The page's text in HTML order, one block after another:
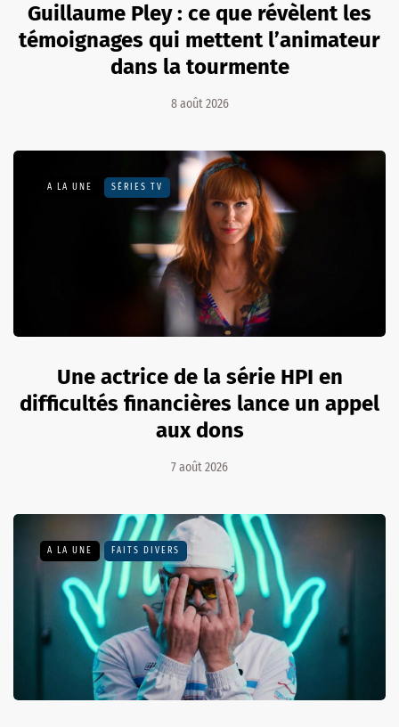
Guillaume Pley : ce que révèlent les
témoignages qui mettent l’animateur
dans la tourmente
8 août 2026
A LA UNE SÉRIES TV
Une actrice de la série HPI en
difficultés financières lance un appel
aux dons
7 août 2026
A LA UNE FAITS DIVERS